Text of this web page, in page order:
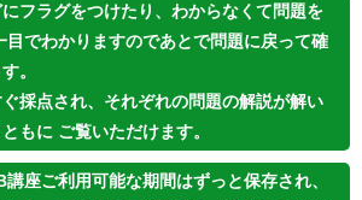
フラグをつけたり、わからなくて問題を
目でわかりますのであとで問題に戻って確
。
採点され、それぞれの問題の解説が解い
もに ご覧いただけます。
座ご利用可能な期間はずっと保存され、